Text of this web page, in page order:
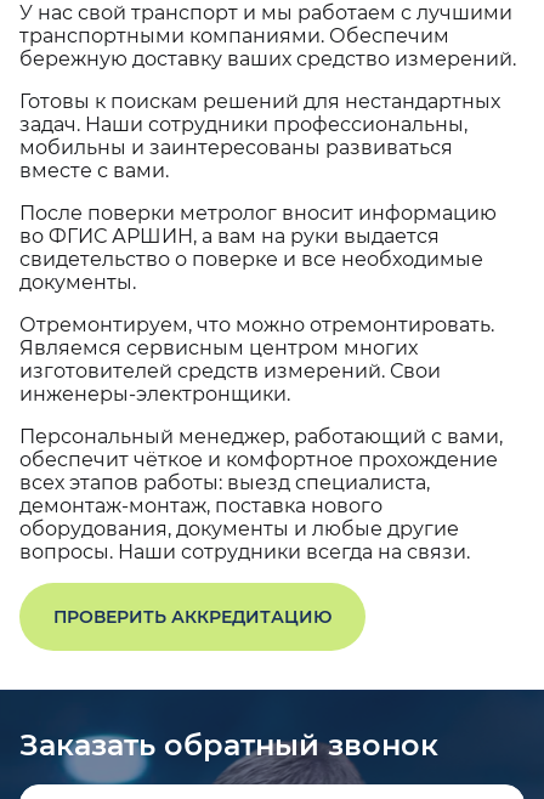
У нас свой транспорт и мы работаем с лучшими
транспортными компаниями. Обеспечим
бережную доставку ваших средство измерений.
Готовы к поискам решений для нестандартных
задач. Наши сотрудники профессиональны,
мобильны и заинтересованы развиваться
вместе с вами.
После поверки метролог вносит информацию
во ФГИС АРШИН, а вам на руки выдается
свидетельство о поверке и все необходимые
документы.
Отремонтируем, что можно отремонтировать.
Являемся сервисным центром многих
изготовителей средств измерений. Свои
инженеры-электронщики.
Персональный менеджер, работающий с вами,
обеспечит чёткое и комфортное прохождение
всех этапов работы: выезд специалиста,
демонтаж-монтаж, поставка нового
оборудования, документы и любые другие
вопросы. Наши сотрудники всегда на связи.
ПРОВЕРИТЬ АККРЕДИТАЦИЮ
Заказать обратный звонок